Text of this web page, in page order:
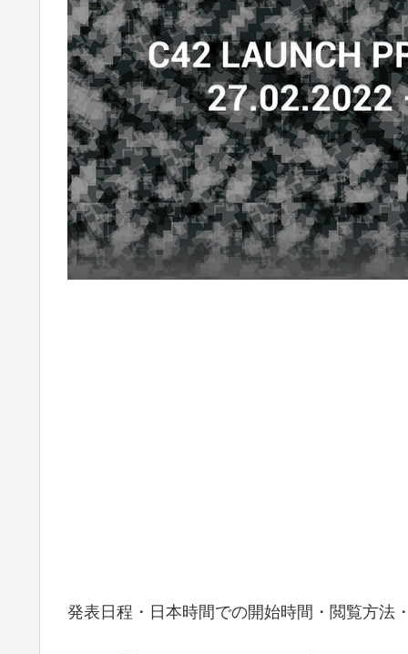
発表日程・日本時間での開始時間・閲覧方法